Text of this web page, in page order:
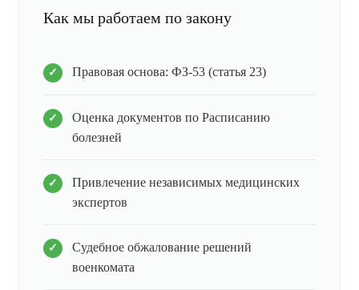
Как мы работаем по закону
Правовая основа: ФЗ-53 (статья 23)
Оценка документов по Расписанию
болезней
Привлечение независимых медицинских
экспертов
Судебное обжалование решений
военкомата